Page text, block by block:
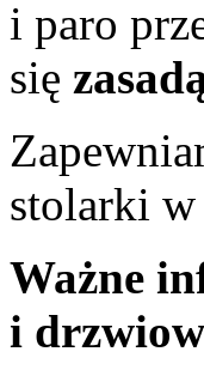
i paro
się
stolarki
Ważne
i